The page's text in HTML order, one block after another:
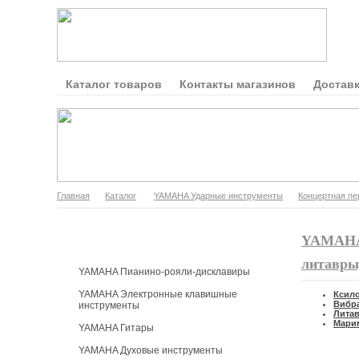
Каталог товаров Контакты магазинов
Главная Каталог YAMAHA Ударные инструменты Концертная
YAMAHA Пианино-рояли-дисклавиры
YAMAHA Электронные клавишные
инструменты
YAMAHA Гитары
YAMAHA Духовые инструменты